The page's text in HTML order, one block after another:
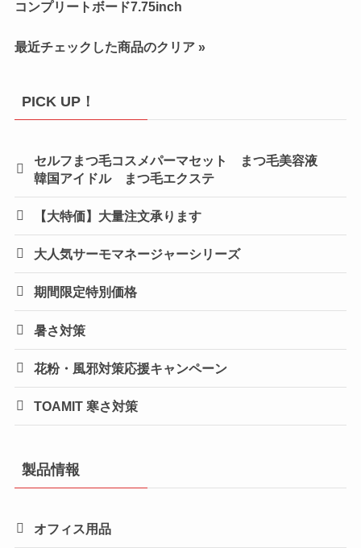
コンプリートボード7.75inch
最近チェックした商品のクリア »
PICK UP！
セルフまつ毛コスメパーマセット まつ毛美容液
韓国アイドル まつ毛エクステ
【大特価】大量注文承ります
大人気サーモマネージャーシリーズ
期間限定特別価格
暑さ対策
花粉・風邪対策応援キャンペーン
TOAMIT 寒さ対策
製品情報
オフィス用品